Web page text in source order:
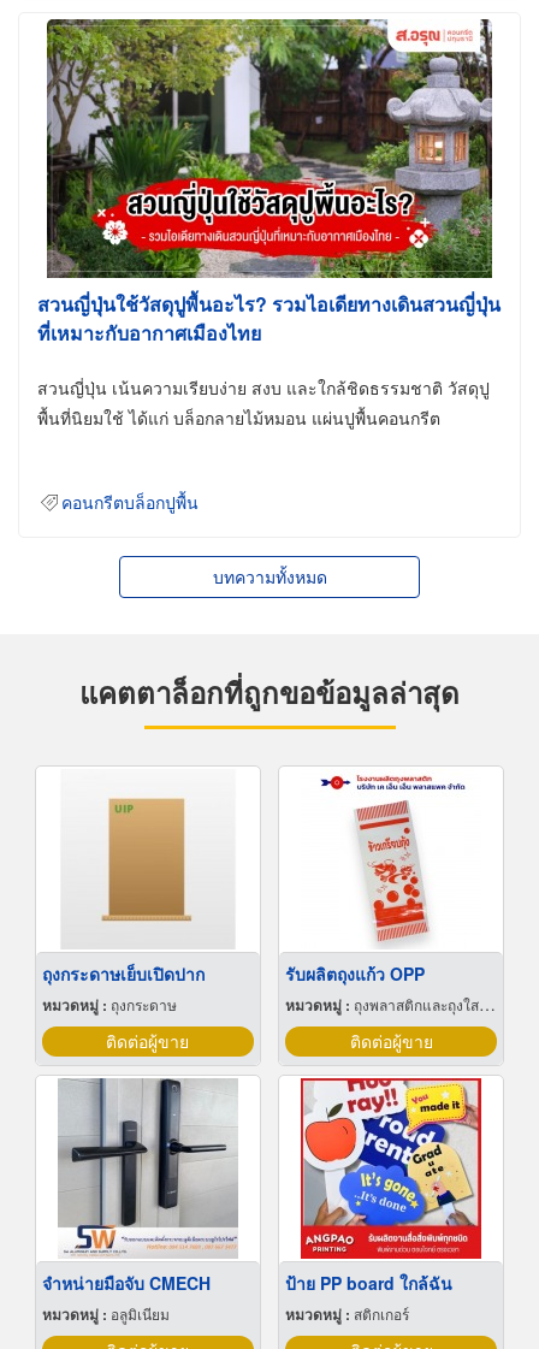
สวนญี่ปุ่นใช้วัสดุปูพื้นอะไร? รวมไอเดียทางเดินสวนญี่ปุ่น
ที่เหมาะกับอากาศเมืองไทย
สวนญี่ปุ่น เน้นความเรียบง่าย สงบ และใกล้ชิดธรรมชาติ วัสดุปู
พื้นที่นิยมใช้ ได้แก่ บล็อกลายไม้หมอน แผ่นปูพื้นคอนกรีต
คอนกรีตบล็อกปูพื้น
บทความทั้งหมด
แคตตาล็อกที่ถูกขอข้อมูลล่าสุด
ถุงกระดาษเย็บเปิดปาก
หมวดหมู่ : ถุงกระดาษ
ติดต่อผู้ขาย
รับผลิตถุงแก้ว OPP
หมวดหมู่ : ถุงพลาสติกและถุงใสโปร่ง
ติดต่อผู้ขาย
จำหน่ายมือจับ CMECH
หมวดหมู่ : อลูมิเนียม
ป้าย PP board ใกล้ฉัน
หมวดหมู่ : สติกเกอร์